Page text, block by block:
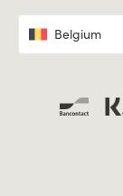
Belgium